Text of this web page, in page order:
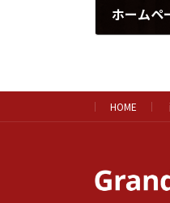
ホームペ
HOME